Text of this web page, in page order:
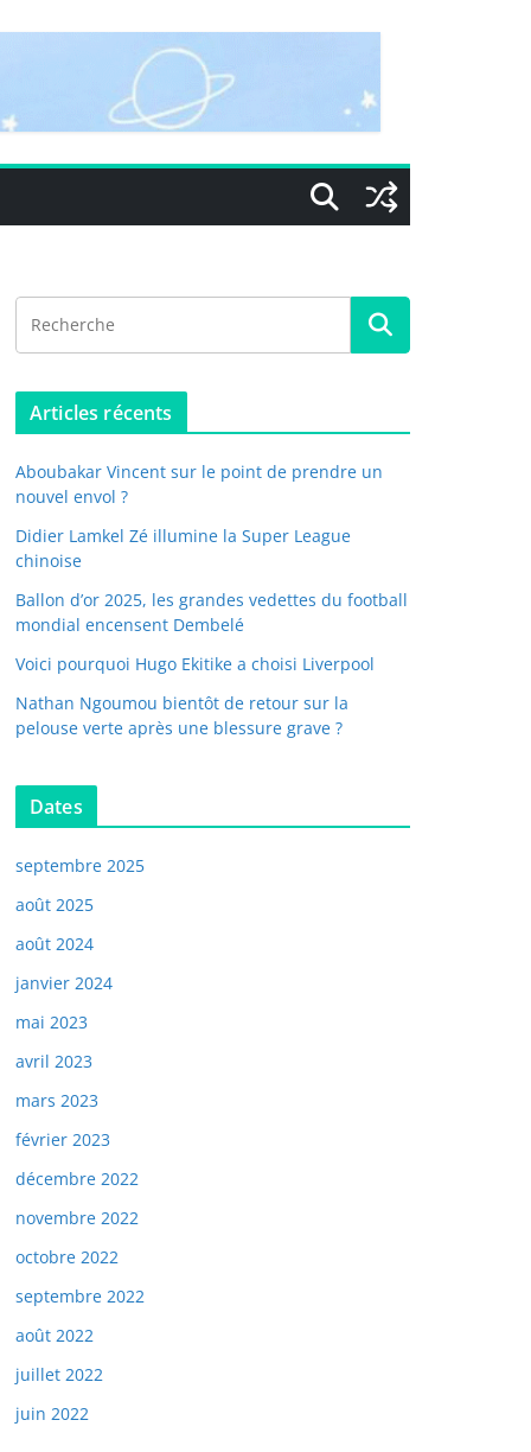
Articles récents
Aboubakar Vincent sur le point de prendre un
nouvel envol ?
Didier Lamkel Zé illumine la Super League
chinoise
Ballon d’or 2025, les grandes vedettes du football
mondial encensent Dembelé
Voici pourquoi Hugo Ekitike a choisi Liverpool
Nathan Ngoumou bientôt de retour sur la
pelouse verte après une blessure grave ?
Dates
septembre 2025
août 2025
août 2024
janvier 2024
mai 2023
avril 2023
mars 2023
février 2023
décembre 2022
novembre 2022
octobre 2022
septembre 2022
août 2022
juillet 2022
juin 2022